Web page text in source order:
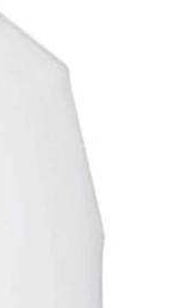
l'éclairage
à un
votre
lumières
et votre